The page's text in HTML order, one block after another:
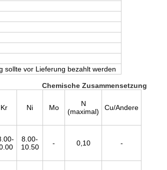
sollte vor Lieferung bezahlt werden
Chemische Zusammensetzung
Kr Ni Mo
N
(maximal)
Cu/Andere
8.00-
10.50
- 0,10 -